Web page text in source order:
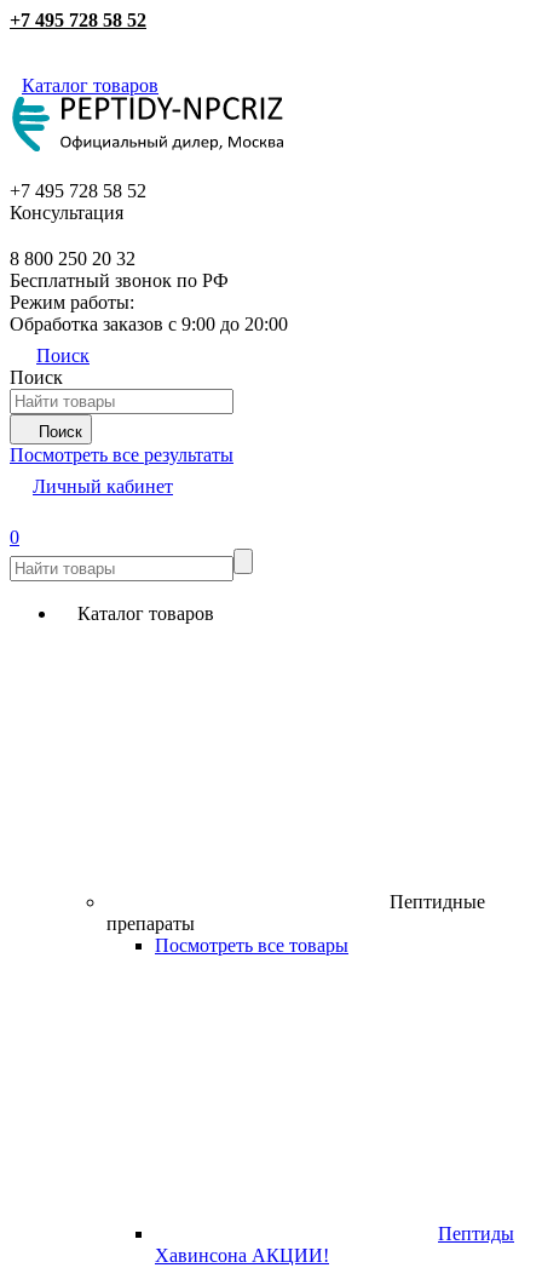
+7 495 728 58 52
Каталог товаров
+7 495 728 58 52
Консультация
8 800 250 20 32
Бесплатный звонок по РФ
Режим работы:
Обработка заказов с 9:00 до 20:00
Поиск
Поиск
Поиск
Посмотреть все результаты
Личный кабинет
0
Каталог товаров
Пептидные
препараты
Посмотреть все товары
Пептиды
Хавинсона АКЦИИ!